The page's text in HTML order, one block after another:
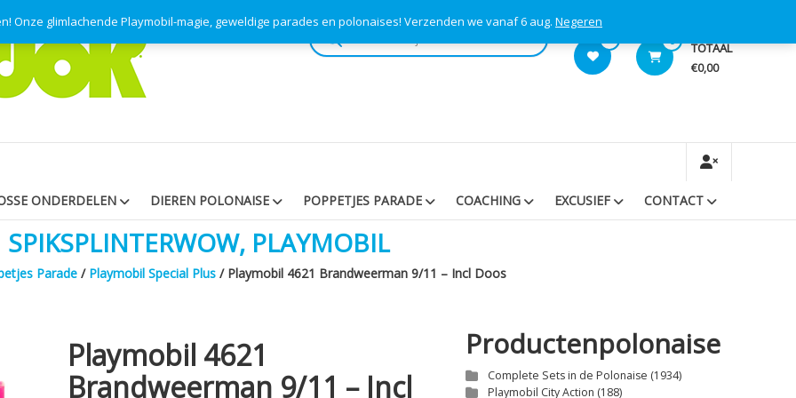
Onze glimlachende Playmobil-magie, geweldige parades en polonaises! Verzenden we vanaf 6 aug. Negeren
0 TOTAAL
€0,00
Producten
ONDERDELEN DIEREN POLONAISE POPPETJES PARADE COACHING EXCUSIEF CONTACT
SPIKSPLINTERWOW, PLAYMOBIL
Parade/ Playmobil Special Plus/ Playmobil 4621 Brandweerman 9/11 – Incl Doos
Playmobil 4621
Brandweerman 9/11 – Incl
Productenpolonaise
Complete Sets in de Polonaise (1934)
Playmobil City Action (188)